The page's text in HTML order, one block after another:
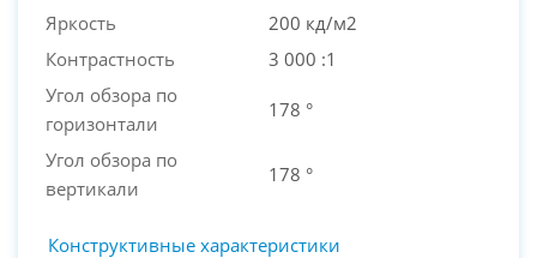
Яркость
200 кд/м2
Контрастность
3 000 :1
Угол обзора по
горизонтали
178 °
Угол обзора по
вертикали
178 °
Конструктивные характеристики